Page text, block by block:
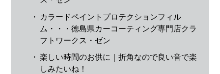
・
カラードペイントプロテクションフィル
ム・・・徳島県カーコーティング専門店クラ
フトワークス・ゼン
・ 楽しい時間のお供に｜折角なので良い音で楽
しみたいね！